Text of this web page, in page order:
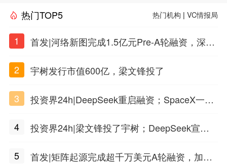
热门TOP5 热门机构 |VC情报局
1
首发|河络新图完成1.5亿元Pre-A轮融资，深耕i
2
宇树发行市值600亿，梁文锋投了
3
投资界24h|DeepSeek重启融资；SpaceX一夜
4
投资界24h|梁文锋投了宇树；DeepSeek宣布
5
首发|矩阵起源完成超千万美元A轮融资，加速